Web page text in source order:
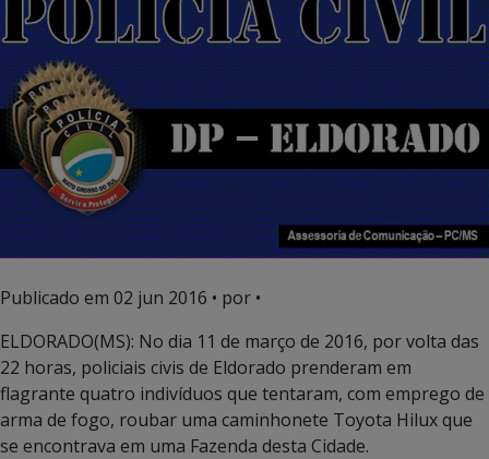
Publicado em 02 jun 2016 • por •
ELDORADO(MS): No dia 11 de março de 2016, por volta das
22 horas, policiais civis de Eldorado prenderam em
flagrante quatro indivíduos que tentaram, com emprego de
arma de fogo, roubar uma caminhonete Toyota Hilux que
se encontrava em uma Fazenda desta Cidade.